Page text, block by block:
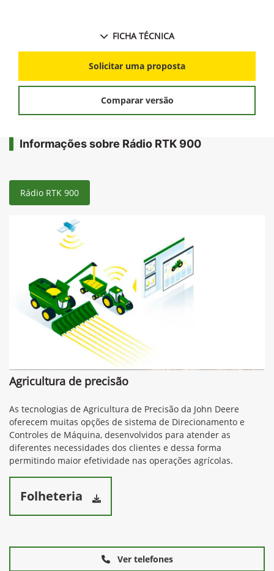
FICHA TÉCNICA
Solicitar uma proposta
Comparar versão
Informações sobre Rádio RTK 900
Rádio RTK 900
Agricultura de precisão
As tecnologias de Agricultura de Precisão da John Deere
oferecem muitas opções de sistema de Direcionamento e
Controles de Máquina, desenvolvidos para atender as
diferentes necessidades dos clientes e dessa forma
permitindo maior efetividade nas operações agrícolas.
Folheteria
Ver telefones